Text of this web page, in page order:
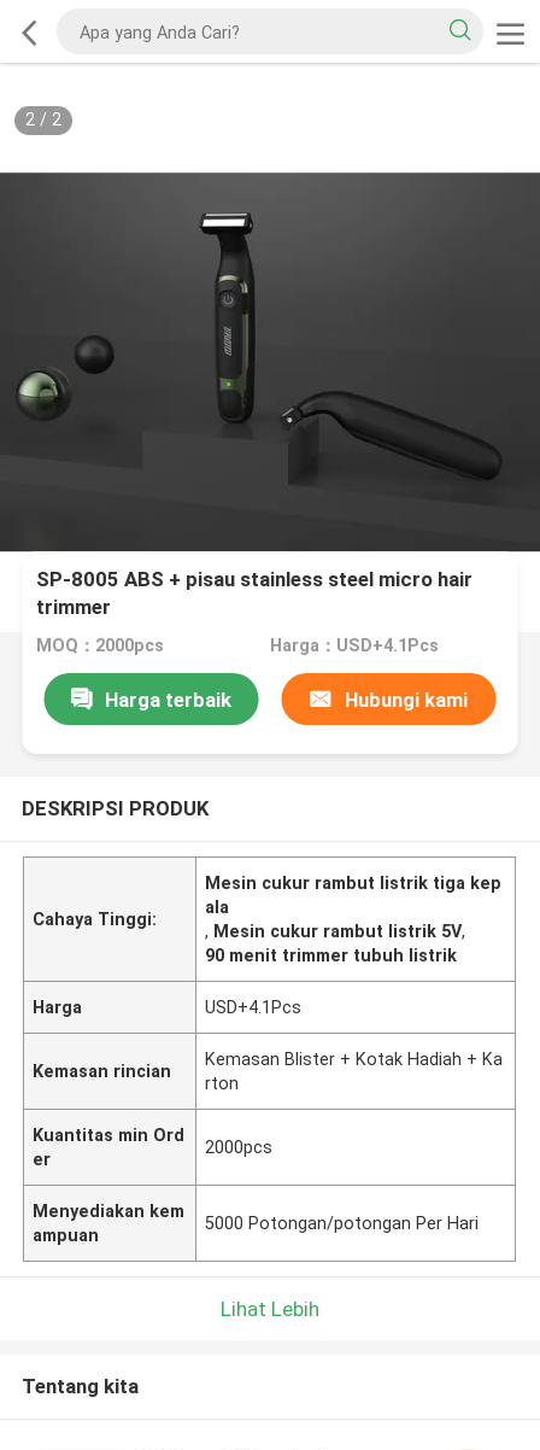
2/ 2
SP-8005 ABS + pisau stainless steel micro hair
trimmer
MOQ：2000pcs Harga：USD+4.1Pcs
Harga terbaik Hubungi kami
DESKRIPSI PRODUK
Cahaya Tinggi:
Mesin cukur rambut listrik tiga kep
ala
, Mesin cukur rambut listrik 5V,
90 menit trimmer tubuh listrik
Harga USD+4.1Pcs
Kemasan rincian
Kemasan Blister + Kotak Hadiah + Ka
rton
Kuantitas min Ord
er
2000pcs
Menyediakan kem
ampuan
5000 Potongan/potongan Per Hari
Lihat Lebih
Tentang kita